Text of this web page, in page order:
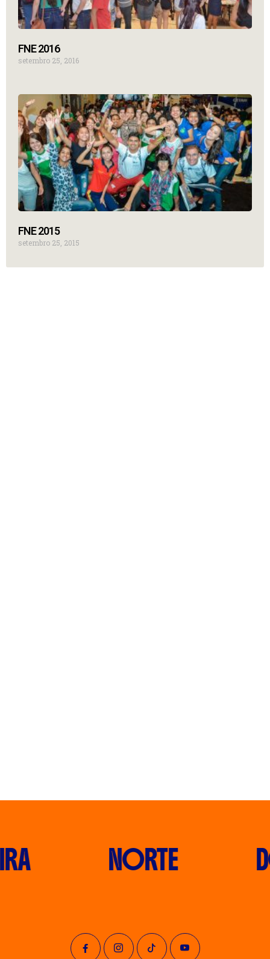
FNE 2016
setembro 25, 2016
FNE 2015
setembro 25, 2015
NORTE